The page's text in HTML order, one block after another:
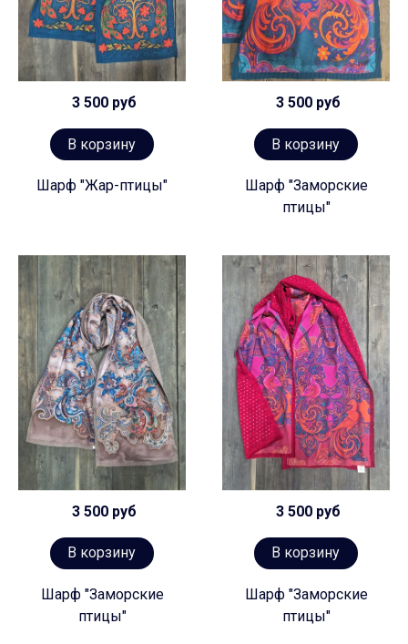
3 500 руб
В корзину
Шарф "Жар-птицы"
3 500 руб
В корзину
Шарф "Заморские
птицы"
3 500 руб
В корзину
Шарф "Заморские
птицы"
3 500 руб
В корзину
Шарф "Заморские
птицы"